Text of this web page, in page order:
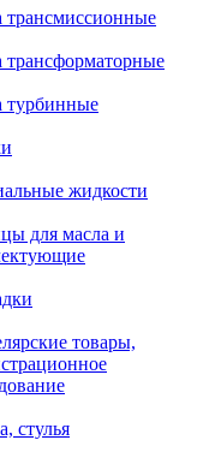
трансмиссионные
трансформаторные
турбинные
жидкости
для масла и
товары,
стулья